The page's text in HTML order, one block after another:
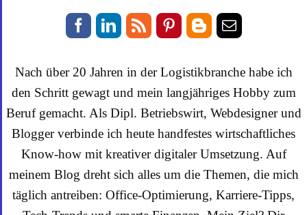
Nach über 20 Jahren in der Logistikbranche habe ich
den Schritt gewagt und mein langjähriges Hobby zum
Beruf gemacht. Als Dipl. Betriebswirt, Webdesigner und
Blogger verbinde ich heute handfestes wirtschaftliches
Know-how mit kreativer digitaler Umsetzung. Auf
meinem Blog dreht sich alles um die Themen, die mich
täglich antreiben: Office-Optimierung, Karriere-Tipps,